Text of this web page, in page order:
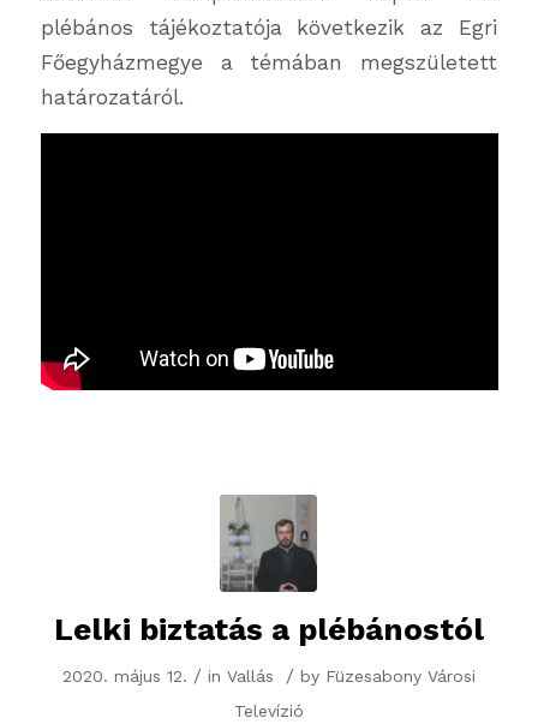
plébános tájékoztatója következik az Egri
Főegyházmegye a témában megszületett
határozatáról.
Lelki biztatás a plébánostól
2020. május 12. / in Vallás / by Füzesabony Városi
Televízió